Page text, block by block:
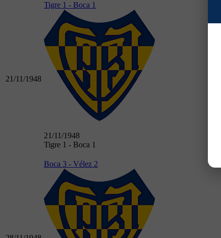
21/11/1948
Tigre 1 - Boca 1
21/11/1948
Tigre 1 - Boca 1
Boca 3 - Vélez 2